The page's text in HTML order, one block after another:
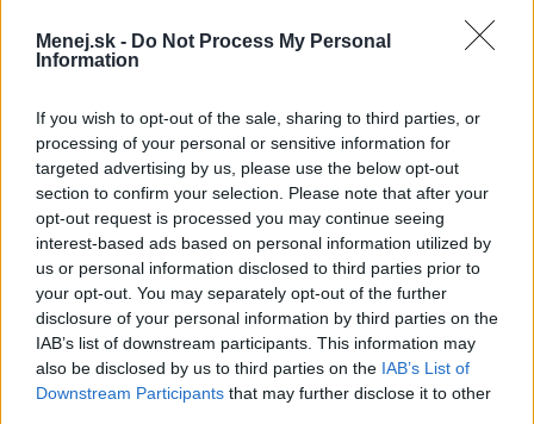
Menej.sk - Do Not Process My Personal
Information
If you wish to opt-out of the sale, sharing to third parties, or
processing of your personal or sensitive information for
targeted advertising by us, please use the below opt-out
section to confirm your selection. Please note that after your
opt-out request is processed you may continue seeing
interest-based ads based on personal information utilized by
us or personal information disclosed to third parties prior to
your opt-out. You may separately opt-out of the further
disclosure of your personal information by third parties on the
IAB’s list of downstream participants. This information may
also be disclosed by us to third parties on the IAB’s List of
Downstream Participants that may further disclose it to other
Výpovedná lehota: 24 mesiacov
Minimálny vklad: 350,00 €
Viazanosť na bežný účet: nie